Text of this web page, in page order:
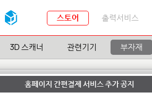
스토어 출력서비스
3D 스캐너 관련기기 부자재
홈페이지 간편결제 서비스 추가 공지